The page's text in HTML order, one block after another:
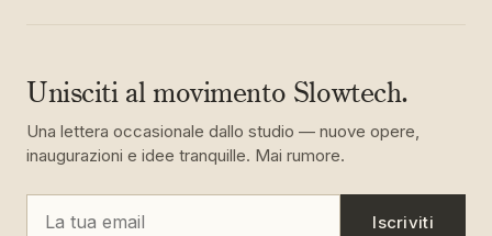
Unisciti al movimento Slowtech.
Una lettera occasionale dallo studio — nuove opere,
inaugurazioni e idee tranquille. Mai rumore.
Iscriviti